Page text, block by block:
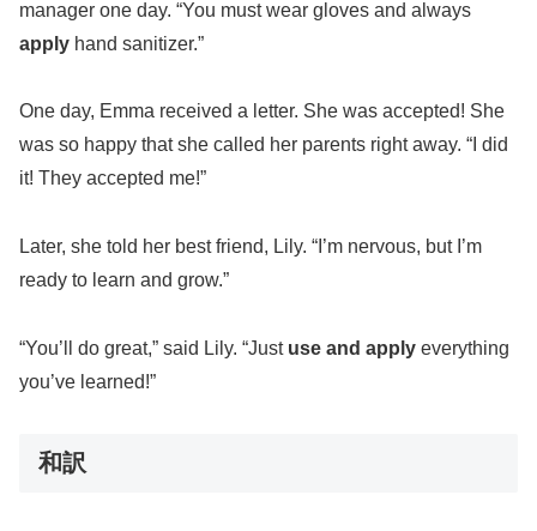
manager one day. “You must wear gloves and always
apply hand sanitizer.”
One day, Emma received a letter. She was accepted! She
was so happy that she called her parents right away. “I did
it! They accepted me!”
Later, she told her best friend, Lily. “I’m nervous, but I’m
ready to learn and grow.”
“You’ll do great,” said Lily. “Just use and apply everything
you’ve learned!”
和訳